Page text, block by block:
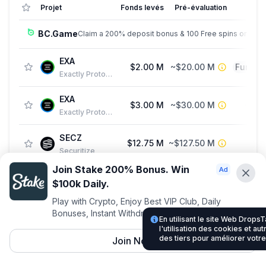
Projet Fonds levés Pré-évaluation
BC.GameClaim a 200% deposit bonus & 100 Free spins on sign
EXA
Exactly Protocol
$2.00 M ~$20.00 M
EXA
Exactly Protocol
$3.00 M ~$30.00 M
SECZ
Securitize
$12.75 M ~$127.50 M
Advertise With Us ⭐️
Interested in advertising? Reach us out
DropsTab.com
Join Stake 200% Bonus. Win
$100k Daily.
Play with Crypto, Enjoy Best VIP Club, Daily
Bonuses, Instant Withdrawals.
Join Now
En utilisant le site Web
l'utilisation des cookies et
des tiers pour améliorer